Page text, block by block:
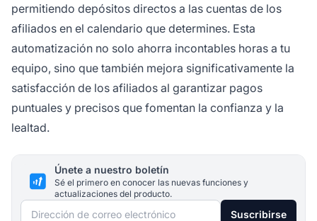
permitiendo depósitos directos a las cuentas de los
afiliados en el calendario que determines. Esta
automatización no solo ahorra incontables horas a tu
equipo, sino que también mejora significativamente la
satisfacción de los afiliados al garantizar pagos
puntuales y precisos que fomentan la confianza y la
lealtad.
Únete a nuestro boletín
Sé el primero en conocer las nuevas funciones y
actualizaciones del producto.
Dirección de correo electrónico Suscribirse